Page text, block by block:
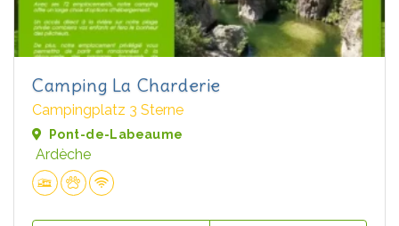
Camping La Charderie
Campingplatz 3 Sterne
Pont-de-Labeaume
Ardèche